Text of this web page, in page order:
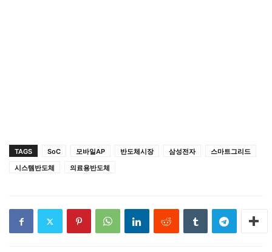
TAGS SoC 모바일AP 반도체시장 삼성전자
스마트그리드
시스템반도체
의료용반도체